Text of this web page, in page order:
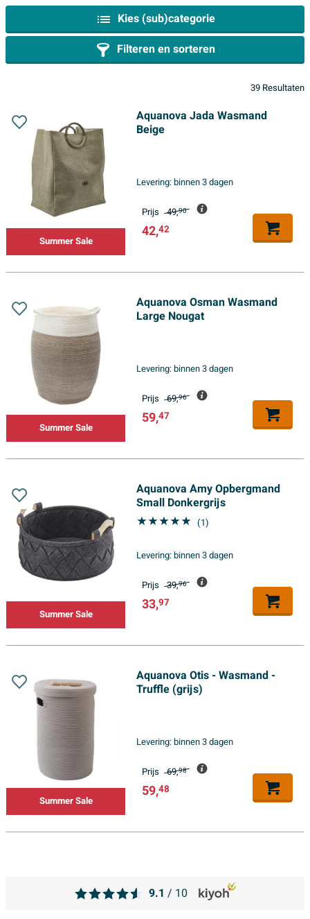
Kies (sub)categorie
Filteren en sorteren
39 Resultaten
Summer Sale
Aquanova Jada Wasmand
Beige
Levering:binnen 3 dagen
Prijs 49,90
42,42
Summer Sale
Aquanova Osman Wasmand
Large Nougat
Levering:binnen 3 dagen
Prijs 69,96
59,47
Summer Sale
Aquanova Amy Opbergmand
Small Donkergrijs
(1)
Levering:binnen 3 dagen
Prijs 39,96
33,97
Summer Sale
Aquanova Otis - Wasmand -
Truffle (grijs)
Levering:binnen 3 dagen
Prijs 69,98
59,48
9.1 / 10